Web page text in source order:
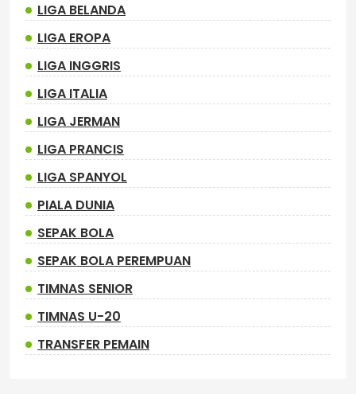
LIGA BELANDA
LIGA EROPA
LIGA INGGRIS
LIGA ITALIA
LIGA JERMAN
LIGA PRANCIS
LIGA SPANYOL
PIALA DUNIA
SEPAK BOLA
SEPAK BOLA PEREMPUAN
TIMNAS SENIOR
TIMNAS U-20
TRANSFER PEMAIN